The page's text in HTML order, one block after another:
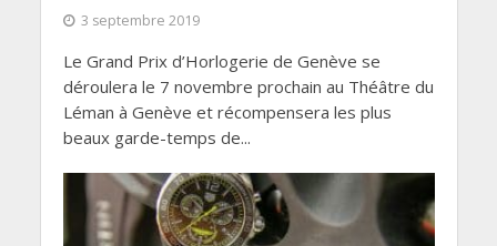
3 septembre 2019
Le Grand Prix d’Horlogerie de Genève se
déroulera le 7 novembre prochain au Théâtre du
Léman à Genève et récompensera les plus
beaux garde-temps de...